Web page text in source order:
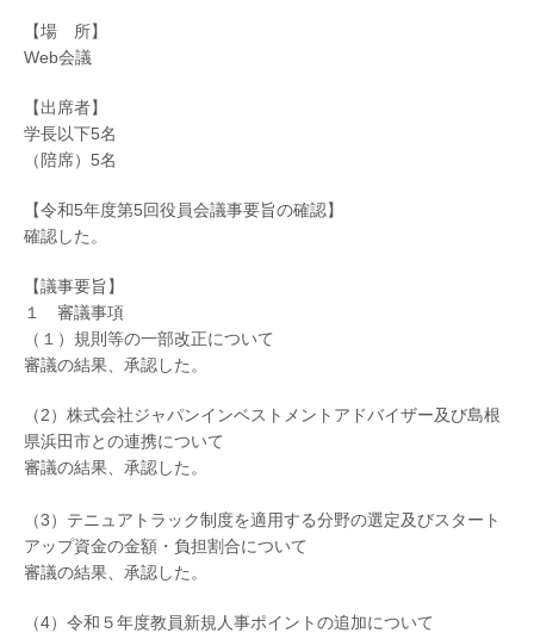
【場 所】
Web会議
【出席者】
学長以下5名
（陪席）5名
【令和5年度第5回役員会議事要旨の確認】
確認した。
【議事要旨】
１ 審議事項
（１）規則等の一部改正について
審議の結果、承認した。
（2）株式会社ジャパンインベストメントアドバイザー及び島根
県浜田市との連携について
審議の結果、承認した。
（3）テニュアトラック制度を適用する分野の選定及びスタート
アップ資金の金額・負担割合について
審議の結果、承認した。
（4）令和５年度教員新規人事ポイントの追加について